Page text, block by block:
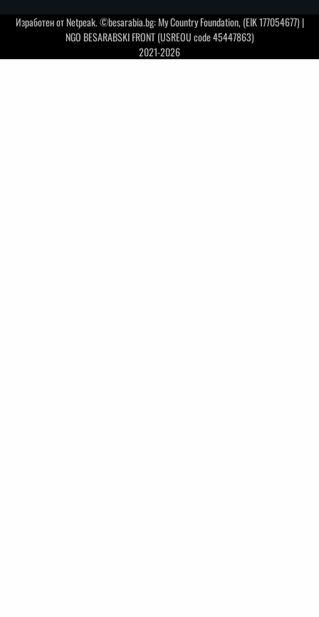
Изработен отNetpeak. ©besarabia.bg: My Country Foundation, (EIK 177054677) |
NGO BESARABSKI FRONT (USREOU code 45447863)
2021-2026